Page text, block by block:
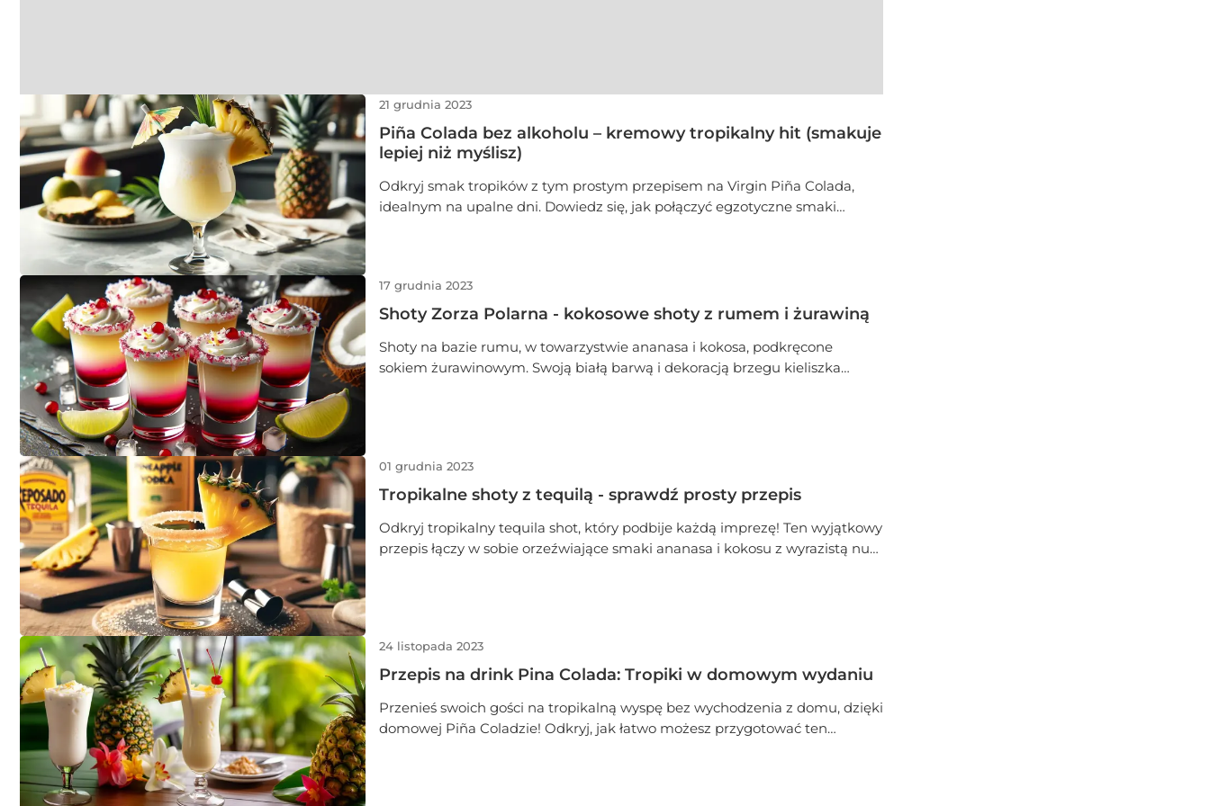
21 grudnia 2023
Piña Colada bez alkoholu – kremowy tropikalny hit (smakuje
lepiej niż myślisz)
Odkryj smak tropików z tym prostym przepisem na Virgin Piña Colada,
idealnym na upalne dni. Dowiedz się, jak połączyć egzotyczne smaki
17 grudnia 2023
Shoty Zorza Polarna - kokosowe shoty z rumem i żurawiną
Shoty na bazie rumu, w towarzystwie ananasa i kokosa, podkręcone
sokiem żurawinowym. Swoją białą barwą i dekoracją brzegu kieliszka
01 grudnia 2023
Tropikalne shoty z tequilą - sprawdź prosty przepis
Odkryj tropikalny tequila shot, który podbije każdą imprezę! Ten wyjątkowy
przepis łączy w sobie orzeźwiające smaki ananasa i kokosu z wyrazistą nutą
24 listopada 2023
Przepis na drink Pina Colada: Tropiki w domowym wydaniu
Przenieś swoich gości na tropikalną wyspę bez wychodzenia z domu, dzięki
domowej Piña Coladzie! Odkryj, jak łatwo możesz przygotować ten